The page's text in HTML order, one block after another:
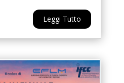
Leggi Tutto